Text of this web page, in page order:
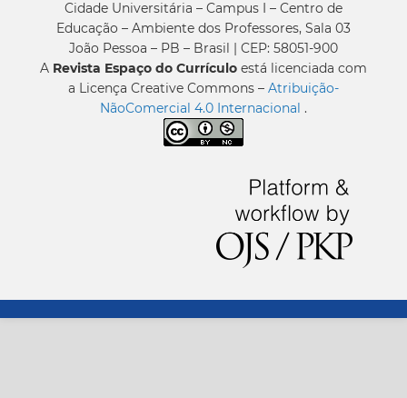
Cidade Universitária – Campus I – Centro de
Educação – Ambiente dos Professores, Sala 03
João Pessoa – PB – Brasil | CEP: 58051-900
A Revista Espaço do Currículo está licenciada com
a Licença Creative Commons – Atribuição-
NãoComercial 4.0 Internacional .